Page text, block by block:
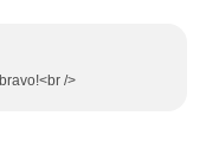
/>